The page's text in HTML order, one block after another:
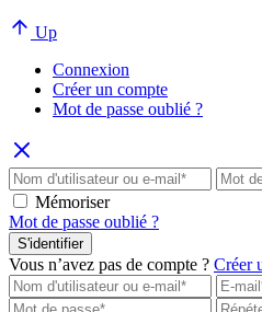
Up
Connexion
Créer un compte
Mot de passe oublié ?
Mémoriser
Mot de passe oublié ?
S'identifier
Vous n’avez pas de compte ? Créer